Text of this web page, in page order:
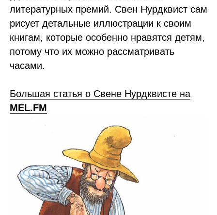
литературных премий. Свен Нурдквист сам
рисует детальные иллюстрации к своим
книгам, которые особенно нравятся детям,
потому что их можно рассматривать
часами.
Большая статья о Свене Нурдквисте на
MEL.FM